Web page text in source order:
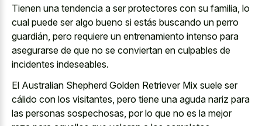
Tienen una tendencia a ser protectores con su familia, lo
cual puede ser algo bueno si estás buscando un perro
guardián, pero requiere un entrenamiento intenso para
asegurarse de que no se conviertan en culpables de
incidentes indeseables.
El Australian Shepherd Golden Retriever Mix suele ser
cálido con los visitantes, pero tiene una aguda nariz para
las personas sospechosas, por lo que no es la mejor